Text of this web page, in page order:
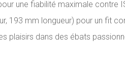
une fiabilité maximale contre
193 mm longueur) pour un fit
plaisirs dans des ébats